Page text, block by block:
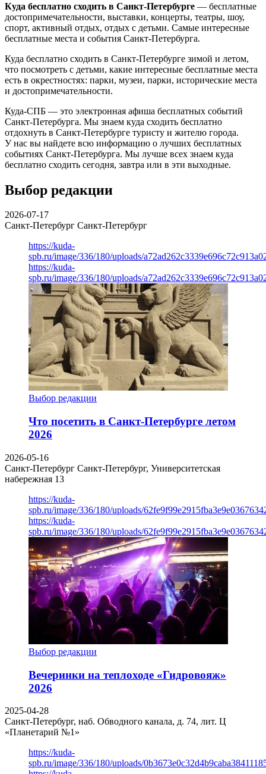
Куда бесплатно сходить в Санкт-Петербурге — бесплатные
достопримечательности, выставки, концерты, театры, шоу,
спорт, активный отдых, отдых с детьми. Самые интересные
бесплатные места и события Санкт-Петербурга.
Куда бесплатно сходить в Санкт-Петербурге зимой и летом,
что посмотреть с детьми, какие интересные бесплатные места
есть в окрестностях: парки, музеи, парки, исторические места
и достопримечательности.
Куда-СПБ — это электронная афиша бесплатных событий
Санкт-Петербурга. Мы знаем куда сходить бесплатно
отдохнуть в Санкт-Петербурге туристу и жителю города.
У нас вы найдете всю информацию о лучших бесплатных
событиях Санкт-Петербурга. Мы лучше всех знаем куда
бесплатно сходить сегодня, завтра или в эти выходные.
Выбор редакции
2026-07-17
Санкт-Петербург Санкт-Петербург
https://kuda-
spb.ru/image/336/180/uploads/
https://kuda-
spb.ru/image/336/180/uploads/
Выбор редакции
Что посетить в Санкт-Петербурге летом
2026
2026-05-16
Санкт-Петербург Санкт-Петербург, Университетская
набережная 13
https://kuda-
spb.ru/image/336/180/uploads/
https://kuda-
spb.ru/image/336/180/uploads/
Выбор редакции
Вечеринки на теплоходе «Гидровояж»
2026
2025-04-28
Санкт-Петербург, наб. Обводного канала, д. 74, лит. Ц
«Планетарий №1»
https://kuda-
spb.ru/image/336/180/uploads/